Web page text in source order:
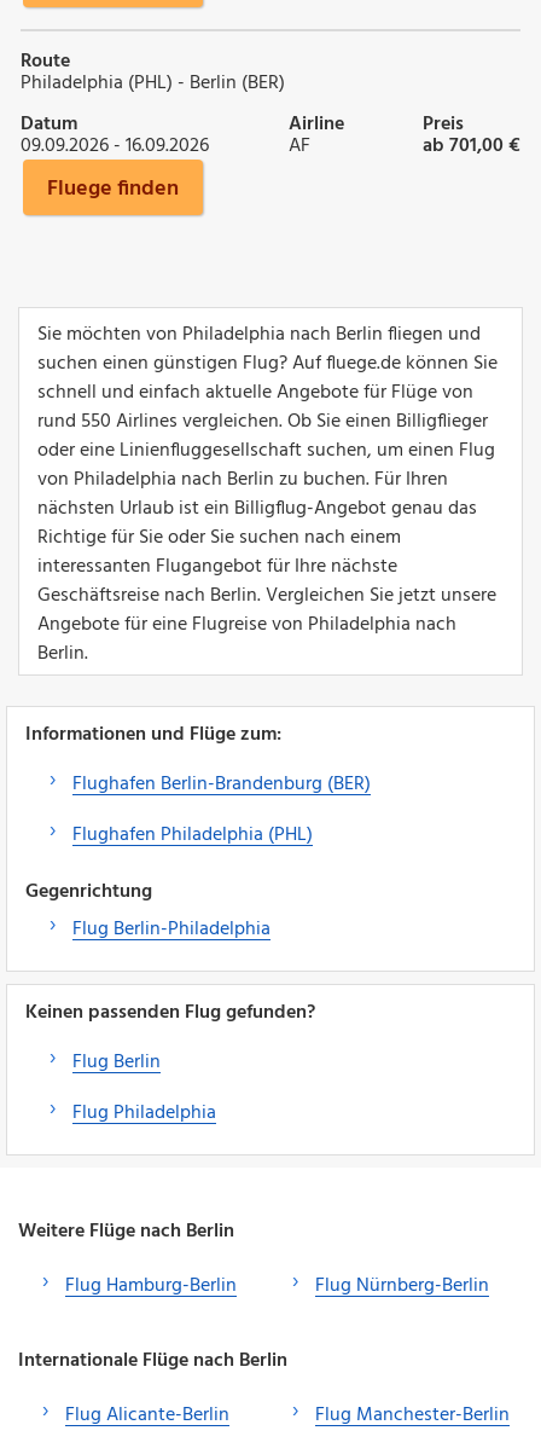
Route
Philadelphia (PHL) - Berlin (BER)
Datum
09.09.2026 - 16.09.2026
Airline
AF
Preis
ab 701,00 €
Fluege finden
Sie möchten von Philadelphia nach Berlin fliegen und
suchen einen günstigen Flug? Auf fluege.de können Sie
schnell und einfach aktuelle Angebote für Flüge von
rund 550 Airlines vergleichen. Ob Sie einen Billigflieger
oder eine Linienfluggesellschaft suchen, um einen Flug
von Philadelphia nach Berlin zu buchen. Für Ihren
nächsten Urlaub ist ein Billigflug-Angebot genau das
Richtige für Sie oder Sie suchen nach einem
interessanten Flugangebot für Ihre nächste
Geschäftsreise nach Berlin. Vergleichen Sie jetzt unsere
Angebote für eine Flugreise von Philadelphia nach
Berlin.
Informationen und Flüge zum:
Flughafen Berlin-Brandenburg (BER)
Flughafen Philadelphia (PHL)
Gegenrichtung
Flug Berlin-Philadelphia
Keinen passenden Flug gefunden?
Flug Berlin
Flug Philadelphia
Weitere Flüge nach Berlin
Flug Hamburg-Berlin
Flug Nürnberg-Berlin
Internationale Flüge nach Berlin
Flug Alicante-Berlin
Flug Manchester-Berlin